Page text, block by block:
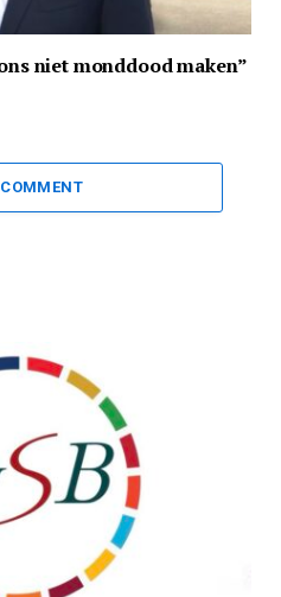
niet monddood maken”